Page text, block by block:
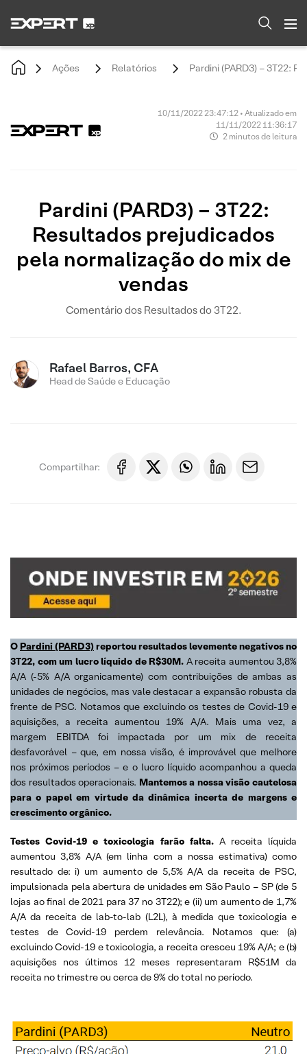
Ações Relatórios Pardini (PARD3) – 3T22:
10/11/2022 23:47:12 • Atualizado em
11/11/2022 11:36:17
2 minutos de leitura
Pardini (PARD3) – 3T22:
Resultados prejudicados
pela normalização do mix de
vendas
Comentário dos Resultados do 3T22.
Rafael Barros, CFA
Head de Saúde e Educação
Compartilhar:
O Pardini (PARD3)reportou resultados levemente negativos no
3T22, com um lucro líquido de R$30M. A receita aumentou 3,8%
A/A (-5% A/A organicamente) com contribuições de ambas as
unidades de negócios, mas vale destacar a expansão robusta da
frente de PSC. Notamos que excluindo os testes de Covid-19 e
aquisições, a receita aumentou 19% A/A. Mais uma vez, a
margem EBITDA foi impactada por um mix de receita
desfavorável – que, em nossa visão, é improvável que melhore
nos próximos períodos – e o lucro líquido acompanhou a queda
dos resultados operacionais. Mantemos a nossa visão cautelosa
para o papel em virtude da dinâmica incerta de margens e
crescimento orgânico.
TestesCovid-19 e toxicologia farão falta.A receita líquida
aumentou 3,8% A/A (em linha com a nossa estimativa) como
resultado de: i) um aumento de 5,5% A/A da receita de PSC,
impulsionada pela abertura de unidades em São Paulo – SP (de 5
lojas ao final de 2021 para 37 no 3T22); e (ii) um aumento de 1,7%
A/A da receita de lab-to-lab (L2L), à medida que toxicologia e
testes de Covid-19 perdem relevância. Notamos que: (a)
excluindo Covid-19 e toxicologia, a receita cresceu 19% A/A; e (b)
aquisições nos últimos 12 meses representaram R$51M da
receita no trimestre ou cerca de 9% do total no período.